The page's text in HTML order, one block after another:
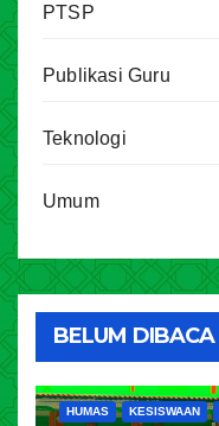
PTSP
Publikasi Guru
Teknologi
Umum
BELUM DIBACA
HUMAS KESISWAAN